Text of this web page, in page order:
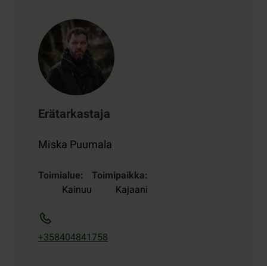
Erätarkastaja
Miska Puumala
Toimialue
Kainuu
Toimipaikka
Kajaani
+358404841758